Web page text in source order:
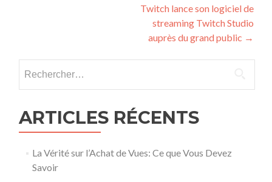
Twitch lance son logiciel de
streaming Twitch Studio
auprès du grand public →
ARTICLES RÉCENTS
La Vérité sur l’Achat de Vues: Ce que Vous Devez
Savoir